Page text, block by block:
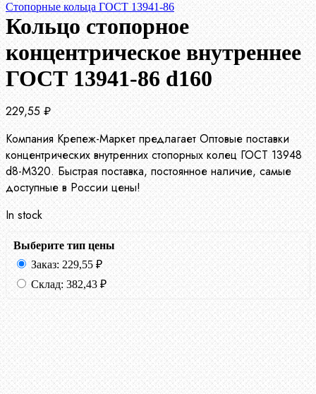
Стопорные кольца ГОСТ 13941-86
Кольцо стопорное
концентрическое внутреннее
ГОСТ 13941-86 d160
229,55 ₽
Компания Крепеж-Маркет предлагает Оптовые поставки
концентрических внутренних стопорных колец ГОСТ 13948
d8-М320. Быстрая поставка, постоянное наличие, самые
доступные в России цены!
In stock
Выберите тип цены
Заказ: 229,55 ₽
Склад: 382,43 ₽